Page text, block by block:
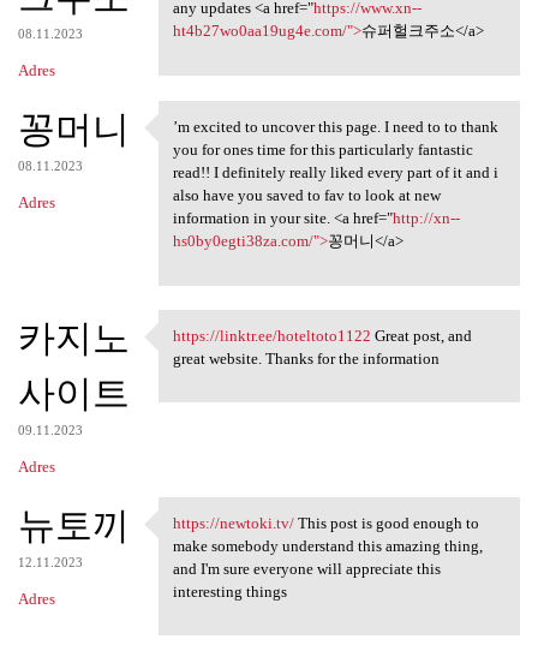
08.11.2023
Adres
any updates <a href="https://www.xn--
ht4b27wo0aa19ug4e.com/">슈퍼헐크주소</a>
꽁머니
08.11.2023
Adres
’m excited to uncover this
’m excited to uncover this page. I need to to thank
you for ones time for this particularly fantastic
read!! I definitely really liked every part of it and i
also have you saved to fav to look at new
information in your site. <a href="http://xn--
hs0by0egti38za.com/">꽁머니</a>
카지노
사이트
09.11.2023
Adres
https://linktr.ee
https://linktr.ee/hoteltoto1122 Great post, and
great website. Thanks for the information
뉴토끼
12.11.2023
Adres
https://newtoki.tv/ This post
https://newtoki.tv/This post is good enough to
make somebody understand this amazing thing,
and I'm sure everyone will appreciate this
interesting things